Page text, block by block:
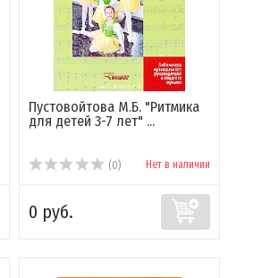
Пустовойтова М.Б. "Ритмика
для детей 3-7 лет" ...
(0) Нет в наличии
0 руб.